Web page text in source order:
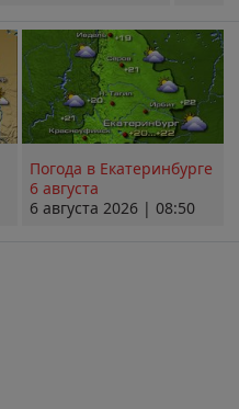
Погода в Екатеринбурге
6 августа
6 августа 2026 | 08:50